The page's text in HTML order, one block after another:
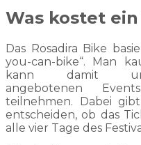
Was kostet
Das Rosadira Bike
you-can-bike“. Man
kann damit
angebotenen
teilnehmen. Dabei
entscheiden, ob das
alle vier Tage des